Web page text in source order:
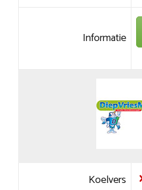
Informatie
Koelvers